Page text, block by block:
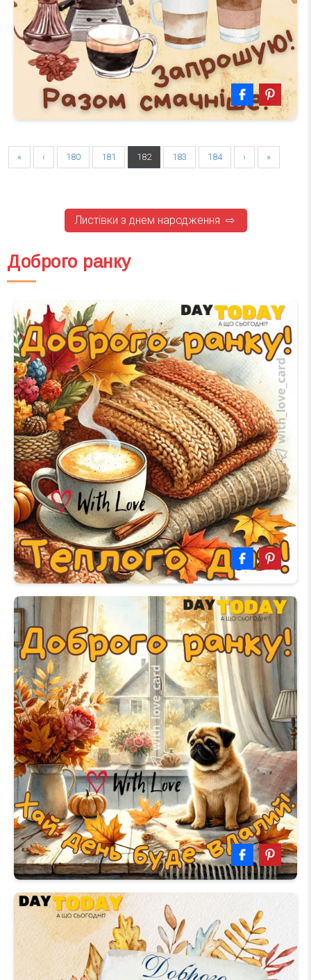
« ‹ 180 181 182 183 184 › »
Листівки з днем народження ⇨
Доброго ранку